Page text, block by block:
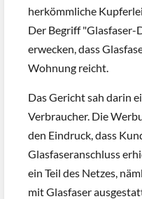
herkömmliche
Der Begriff "Glasfaser-
erwecken, dass
Wohnung reicht.
Das Gericht sah darin
Verbraucher. Die
den Eindruck, dass
Glasfaseranschluss
ein Teil des Netzes,
mit Glasfaser